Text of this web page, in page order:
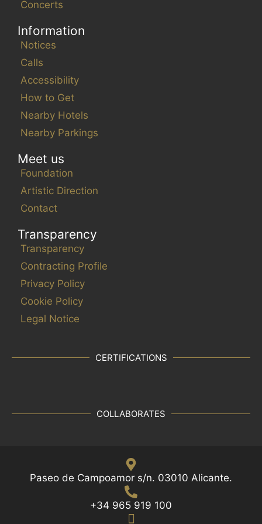
Concerts
Information
Notices
Calls
Accessibility
How to Get
Nearby Hotels
Nearby Parkings
Meet us
Foundation
Artistic Direction
Contact
Transparency
Transparency
Contracting Profile
Privacy Policy
Cookie Policy
Legal Notice
CERTIFICATIONS
COLLABORATES
Paseo de Campoamor s/n. 03010 Alicante.
+34 965 919 100